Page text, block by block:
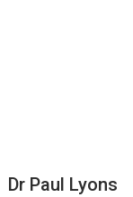
Dr Paul Lyons